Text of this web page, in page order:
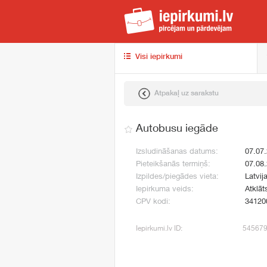
Visi iepirkumi
Atpakaļ uz sarakstu
Autobusu iegāde
Izsludināšanas datums:
Pieteikšanās termiņš:
Izpildes/piegādes vieta:
Iepirkuma veids:
CPV kodi:
Iepirkumi.lv ID: